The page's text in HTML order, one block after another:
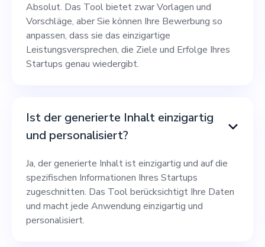
Absolut. Das Tool bietet zwar Vorlagen und
Vorschläge, aber Sie können Ihre Bewerbung so
anpassen, dass sie das einzigartige
Leistungsversprechen, die Ziele und Erfolge Ihres
Startups genau wiedergibt.
Ist der generierte Inhalt einzigartig
und personalisiert?
Ja, der generierte Inhalt ist einzigartig und auf die
spezifischen Informationen Ihres Startups
zugeschnitten. Das Tool berücksichtigt Ihre Daten
und macht jede Anwendung einzigartig und
personalisiert.